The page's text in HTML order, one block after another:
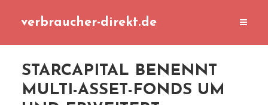
verbraucher-direkt.de
STARCAPITAL BENENNT
MULTI-ASSET-FONDS UM